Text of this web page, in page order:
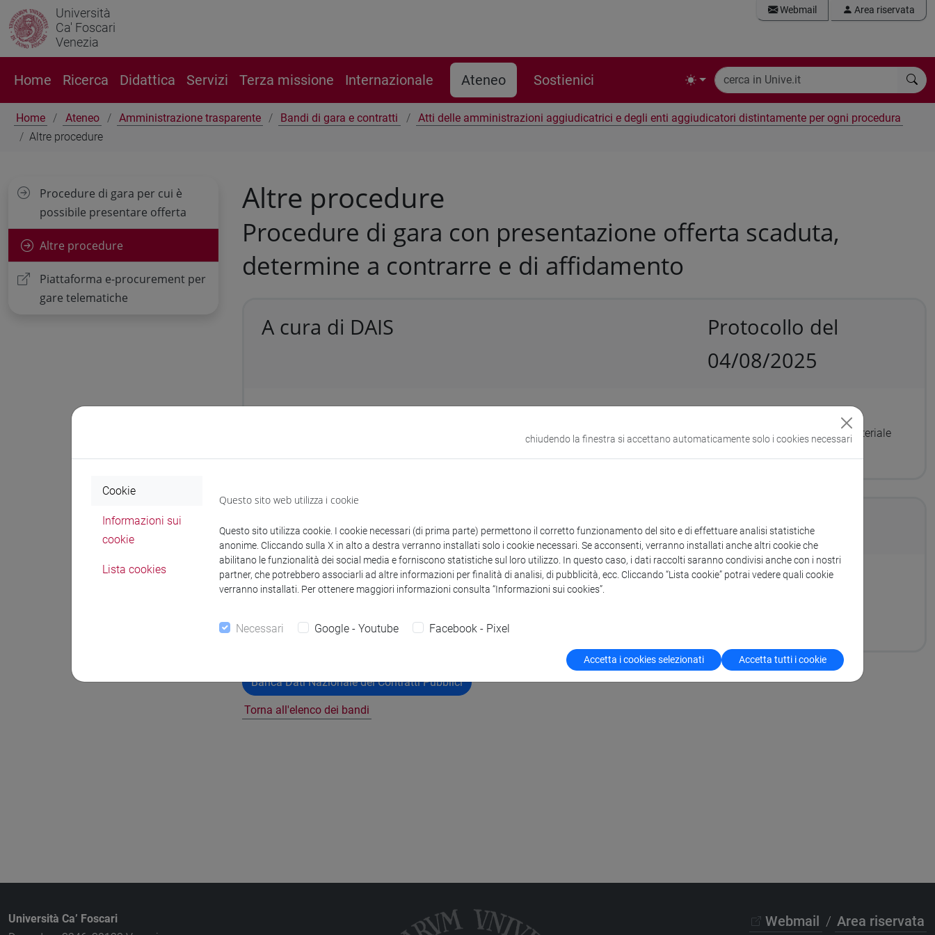
Università
Ca' Foscari
Venezia
Webmail Area riservata
Home Ricerca Didattica Servizi Terza missione Internazionale Ateneo Sostienici
Home Ateneo Amministrazione trasparente Bandi di gara e contratti
Atti delle amministrazioni aggiudicatrici e degli enti aggiudicatori distintamente per ogni procedura
Altre procedure
Altre procedure
Procedure di gara con presentazione offerta scaduta,
determine a contrarre e di affidamento
A cura di DAIS
Protocollo del
04/08/2025
DETERMINA A CONTRARRE - TD N. 5518828 - HANNA INSTRUMENTS ITALIA SRL-Affidamento diretto per l’acquisto di materiale
Documenti collegati al bando
DAC 2025 NEW - progetto con unicità e infungibilità.pdf
Banca Dati Nazionale dei Contratti Pubblici
Torna all'elenco dei bandi
Procedure di gara per cui è
possibile presentare offerta
Altre procedure
Piattaforma e-procurement per
gare telematiche
Università Ca’ Foscari
Webmail / Area riservata
chiudendo la finestra si accettano automaticamente solo i cookies necessari
Cookie
Informazioni sui
cookie
Lista cookies
Questo sito web utilizza i cookie
Questo sito utilizza cookie. I cookie necessari (di prima parte) permettono il corretto funzionamento del sito e di effettuare analisi statistiche
anonime. Cliccando sulla X in alto a destra verranno installati solo i cookie necessari. Se acconsenti, verranno installati anche altri cookie che
abilitano le funzionalità dei social media e forniscono statistiche sul loro utilizzo. In questo caso, i dati raccolti saranno condivisi anche con i nostri
partner, che potrebbero associarli ad altre informazioni per finalità di analisi, di pubblicità, ecc. Cliccando “Lista cookie” potrai vedere quali cookie
verranno installati. Per ottenere maggiori informazioni consulta “Informazioni sui cookies”.
Necessari Google - Youtube Facebook - Pixel
Accetta i cookies selezionati Accetta tutti i cookie